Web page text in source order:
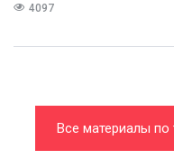
4097
Все материалы